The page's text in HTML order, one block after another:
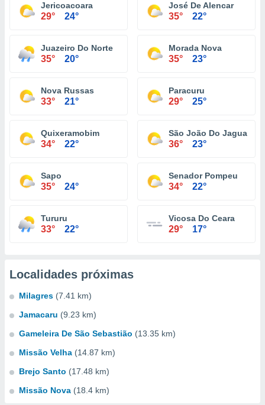
Jericoacoara
29° 24°
José De Alencar
35° 22°
Juazeiro Do Norte
35° 20°
Morada Nova
35° 23°
Nova Russas
33° 21°
Paracuru
29° 25°
Quixeramobim
34° 22°
São João Do Jaguaribe
36° 23°
Sapo
35° 24°
Senador Pompeu
34° 22°
Tururu
33° 22°
Vicosa Do Ceara
29° 17°
Localidades próximas
Milagres (7.41 km)
Jamacaru (9.23 km)
Gameleira De São Sebastião (13.35 km)
Missão Velha (14.87 km)
Brejo Santo (17.48 km)
Missão Nova (18.4 km)